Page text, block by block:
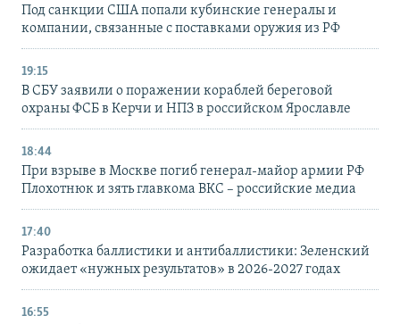
Под санкции США попали кубинские генералы и
компании, связанные с поставками оружия из РФ
19:15
В СБУ заявили о поражении кораблей береговой
охраны ФСБ в Керчи и НПЗ в российском Ярославле
18:44
При взрыве в Москве погиб генерал-майор армии РФ
Плохотнюк и зять главкома ВКС – российские медиа
17:40
Разработка баллистики и антибаллистики: Зеленский
ожидает «нужных результатов» в 2026-2027 годах
16:55